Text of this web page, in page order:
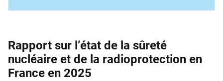
Rapport sur l’état de la sûreté
nucléaire et de la ­radioprotection en
France en 2025